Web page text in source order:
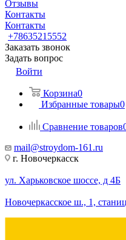
Отзывы
Контакты
Контакты
+78635215552
Заказать звонок
Задать вопрос
Войти
Корзина0
Избранные товары0
Сравнение товаров
mail@stroydom-161.ru
г. Новочеркасск
ул. Харьковское шоссе, д 4Б
Новочеркасское ш., 1,